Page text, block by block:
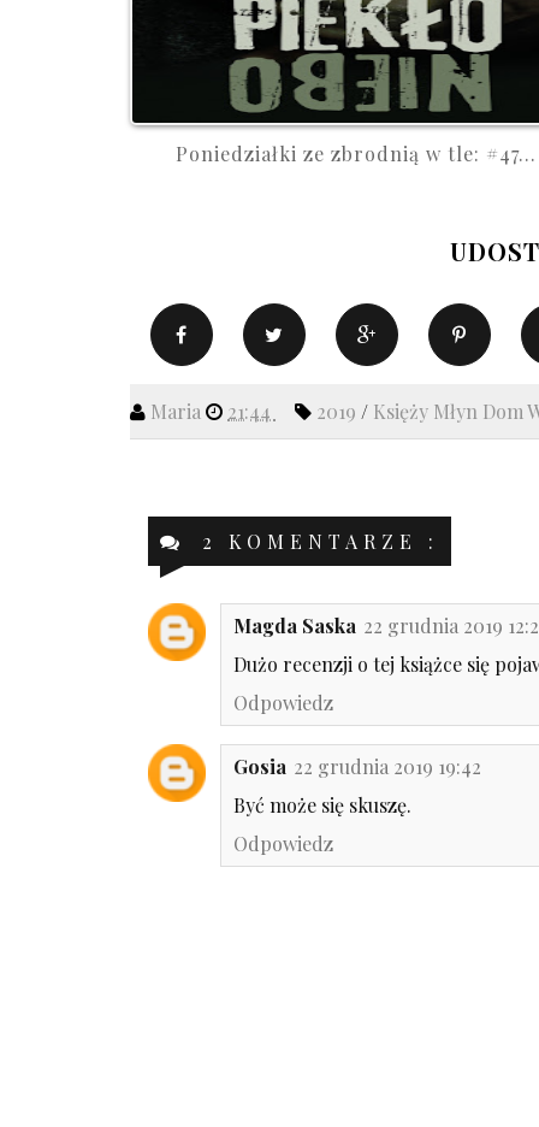
Poniedziałki ze zbrodnią w tle: #47...
Maria 21:44 2019 / Księży Młyn Dom
2 KOMENTARZE :
Magda Saska 22 grudnia 2019
Dużo recenzji o tej książce się
Odpowiedz
Gosia 22 grudnia 2019 19:42
Być może się skuszę.
Odpowiedz